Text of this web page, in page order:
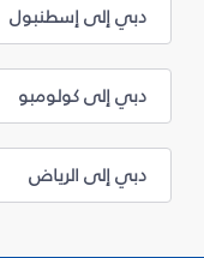
دبي إلى إسطنبول
دبي إلى كولومبو
دبي إلى الرياض